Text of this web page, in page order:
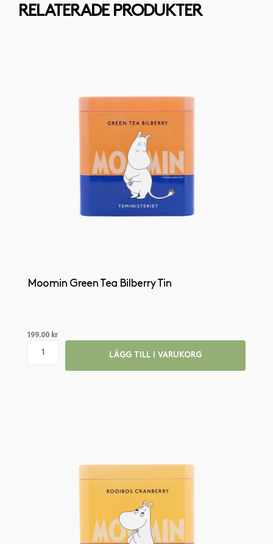
RELATERADE PRODUKTER
Moomin Green Tea Bilberry Tin
199.00 kr
LÄGG TILL I VARUKORG